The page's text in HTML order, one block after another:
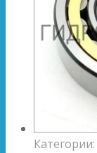
Категории: